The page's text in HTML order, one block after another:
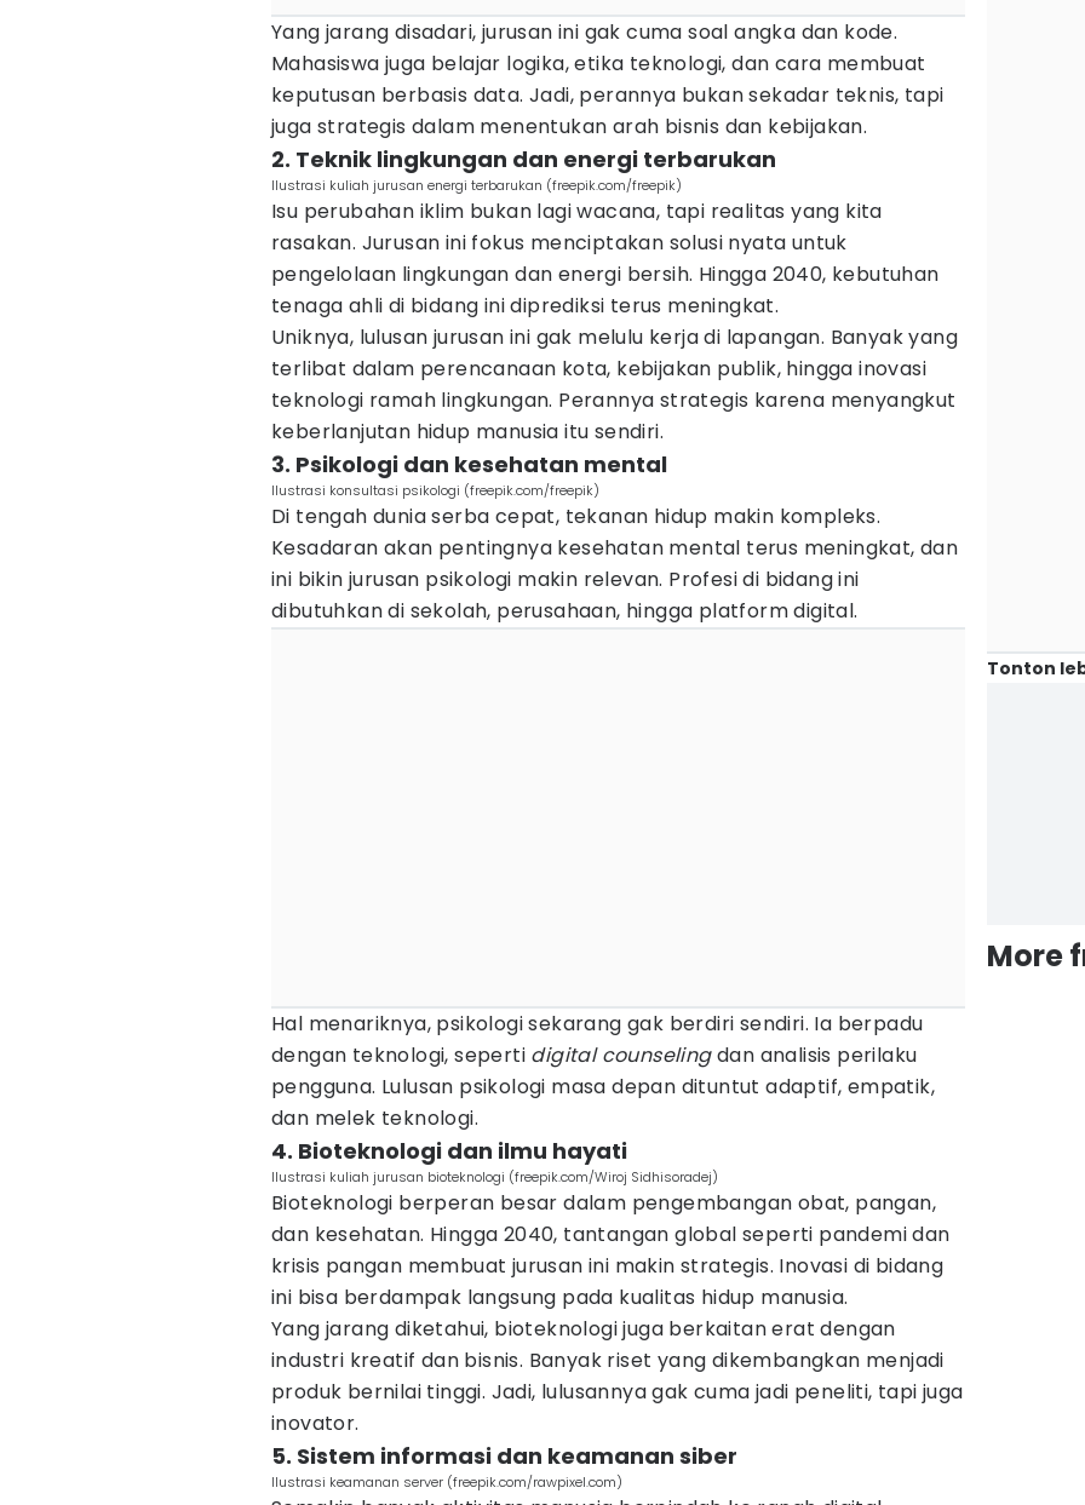
Yang jarang disadari, jurusan ini gak cuma soal angka dan kode.
Mahasiswa juga belajar logika, etika teknologi, dan cara membuat
keputusan berbasis data. Jadi, perannya bukan sekadar teknis, tapi
juga strategis dalam menentukan arah bisnis dan kebijakan.
2. Teknik lingkungan dan energi terbarukan
Ilustrasi kuliah jurusan energi terbarukan (freepik.com/freepik)
Isu perubahan iklim bukan lagi wacana, tapi realitas yang kita
rasakan. Jurusan ini fokus menciptakan solusi nyata untuk
pengelolaan lingkungan dan energi bersih. Hingga 2040, kebutuhan
tenaga ahli di bidang ini diprediksi terus meningkat.
Uniknya, lulusan jurusan ini gak melulu kerja di lapangan. Banyak yang
terlibat dalam perencanaan kota, kebijakan publik, hingga inovasi
teknologi ramah lingkungan. Perannya strategis karena menyangkut
keberlanjutan hidup manusia itu sendiri.
3. Psikologi dan kesehatan mental
Ilustrasi konsultasi psikologi (freepik.com/freepik)
Di tengah dunia serba cepat, tekanan hidup makin kompleks.
Kesadaran akan pentingnya kesehatan mental terus meningkat, dan
ini bikin jurusan psikologi makin relevan. Profesi di bidang ini
dibutuhkan di sekolah, perusahaan, hingga platform digital.
Hal menariknya, psikologi sekarang gak berdiri sendiri. Ia berpadu
dengan teknologi, seperti digital counselingdan analisis perilaku
pengguna. Lulusan psikologi masa depan dituntut adaptif, empatik,
dan melek teknologi.
4. Bioteknologi dan ilmu hayati
Ilustrasi kuliah jurusan bioteknologi (freepik.com/Wiroj Sidhisoradej)
Bioteknologi berperan besar dalam pengembangan obat, pangan,
dan kesehatan. Hingga 2040, tantangan global seperti pandemi dan
krisis pangan membuat jurusan ini makin strategis. Inovasi di bidang
ini bisa berdampak langsung pada kualitas hidup manusia.
Yang jarang diketahui, bioteknologi juga berkaitan erat dengan
industri kreatif dan bisnis. Banyak riset yang dikembangkan menjadi
produk bernilai tinggi. Jadi, lulusannya gak cuma jadi peneliti, tapi juga
inovator.
5. Sistem informasi dan keamanan siber
Ilustrasi keamanan server (freepik.com/rawpixel.com)
Tonton
More